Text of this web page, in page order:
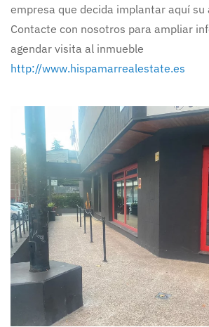
empresa que decida implantar aquí su
Contacte con nosotros para ampliar
agendar visita al inmueble
http://www.hispamarrealestate.es
Ampliar